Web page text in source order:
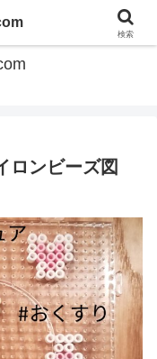
ロンビーズ図
検索